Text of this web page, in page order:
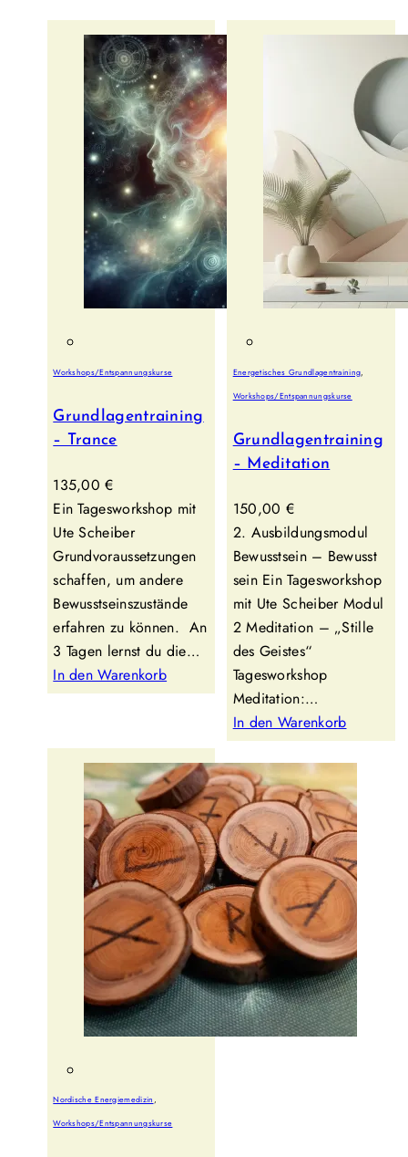
Workshops/Entspannungskurse
Grundlagentraining
– Trance
135,00€
Ein Tagesworkshop mit
Ute Scheiber
Grundvoraussetzungen
schaffen, um andere
Bewusstseinszustände
erfahren zu können. ​ An
3 Tagen lernst du die…
In den Warenkorb
Energetisches Grundlagentraining,
Workshops/Entspannungskurse
Grundlagentraining
– Meditation
150,00 €
2. Ausbildungsmodul
Bewusstsein – Bewusst
sein Ein Tagesworkshop
mit Ute Scheiber Modul
2 Meditation – „Stille
des Geistes“
Tagesworkshop
Meditation:…
In den Warenkorb
Nordische Energiemedizin ,
Workshops/Entspannungskurse